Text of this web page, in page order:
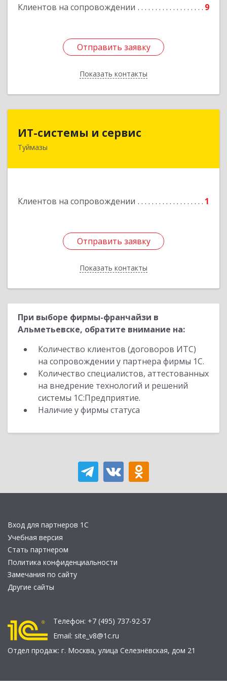
Клиентов на сопровождении 9
Отправить заявку
Показать контакты
Отправить заявку
Назад
ИТ-системы и сервис
Туймазы
Клиентов на сопровождении 1
Отправить заявку
Показать контакты
Подробнее
Отправить заявку
Назад
При выборе фирмы-франчайзи в
Альметьевске, обратите внимание на:
Количество клиентов (договоров ИТС)
на сопровождении у партнера фирмы 1С.
Количество специалистов, аттестованных
на внедрение технологий и решений
системы 1С:Предприятие.
Наличие у фирмы статуса
Вход для партнеров 1С
Учебная версия
Стать партнером
Политика конфиденциальности
Замечания по сайту
Другие сайты
Телефон: +7 (495) 737-92-57
Email: site_v8@1c.ru
Отдел продаж: г. Москва, улица Селезнёвская, дом 21